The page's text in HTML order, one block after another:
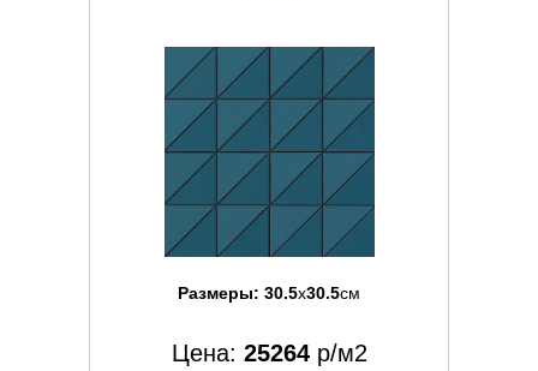
Размеры: 30.5x30.5см
Цена: 25264р/м2